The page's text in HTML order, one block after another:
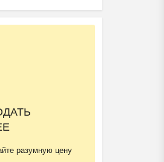
разумную цену